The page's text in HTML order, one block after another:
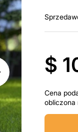
$
Cena
obliczona